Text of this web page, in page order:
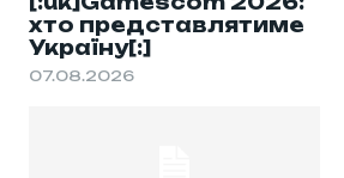
хто представлятиме
Україну[:]
07.08.2026